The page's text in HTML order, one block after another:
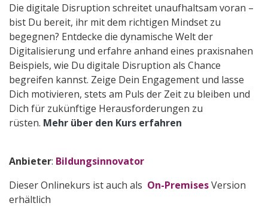
Die digitale Disruption schreitet unaufhaltsam voran –
bist Du bereit, ihr mit dem richtigen Mindset zu
begegnen? Entdecke die dynamische Welt der
Digitalisierung und erfahre anhand eines praxisnahen
Beispiels, wie Du digitale Disruption als Chance
begreifen kannst. Zeige Dein Engagement und lasse
Dich motivieren, stets am Puls der Zeit zu bleiben und
Dich für zukünftige Herausforderungen zu
rüsten. Mehr über den Kurs erfahren
Anbieter: Bildungsinnovator
Dieser Onlinekurs ist auch als On-PremisesVersion
erhältlich